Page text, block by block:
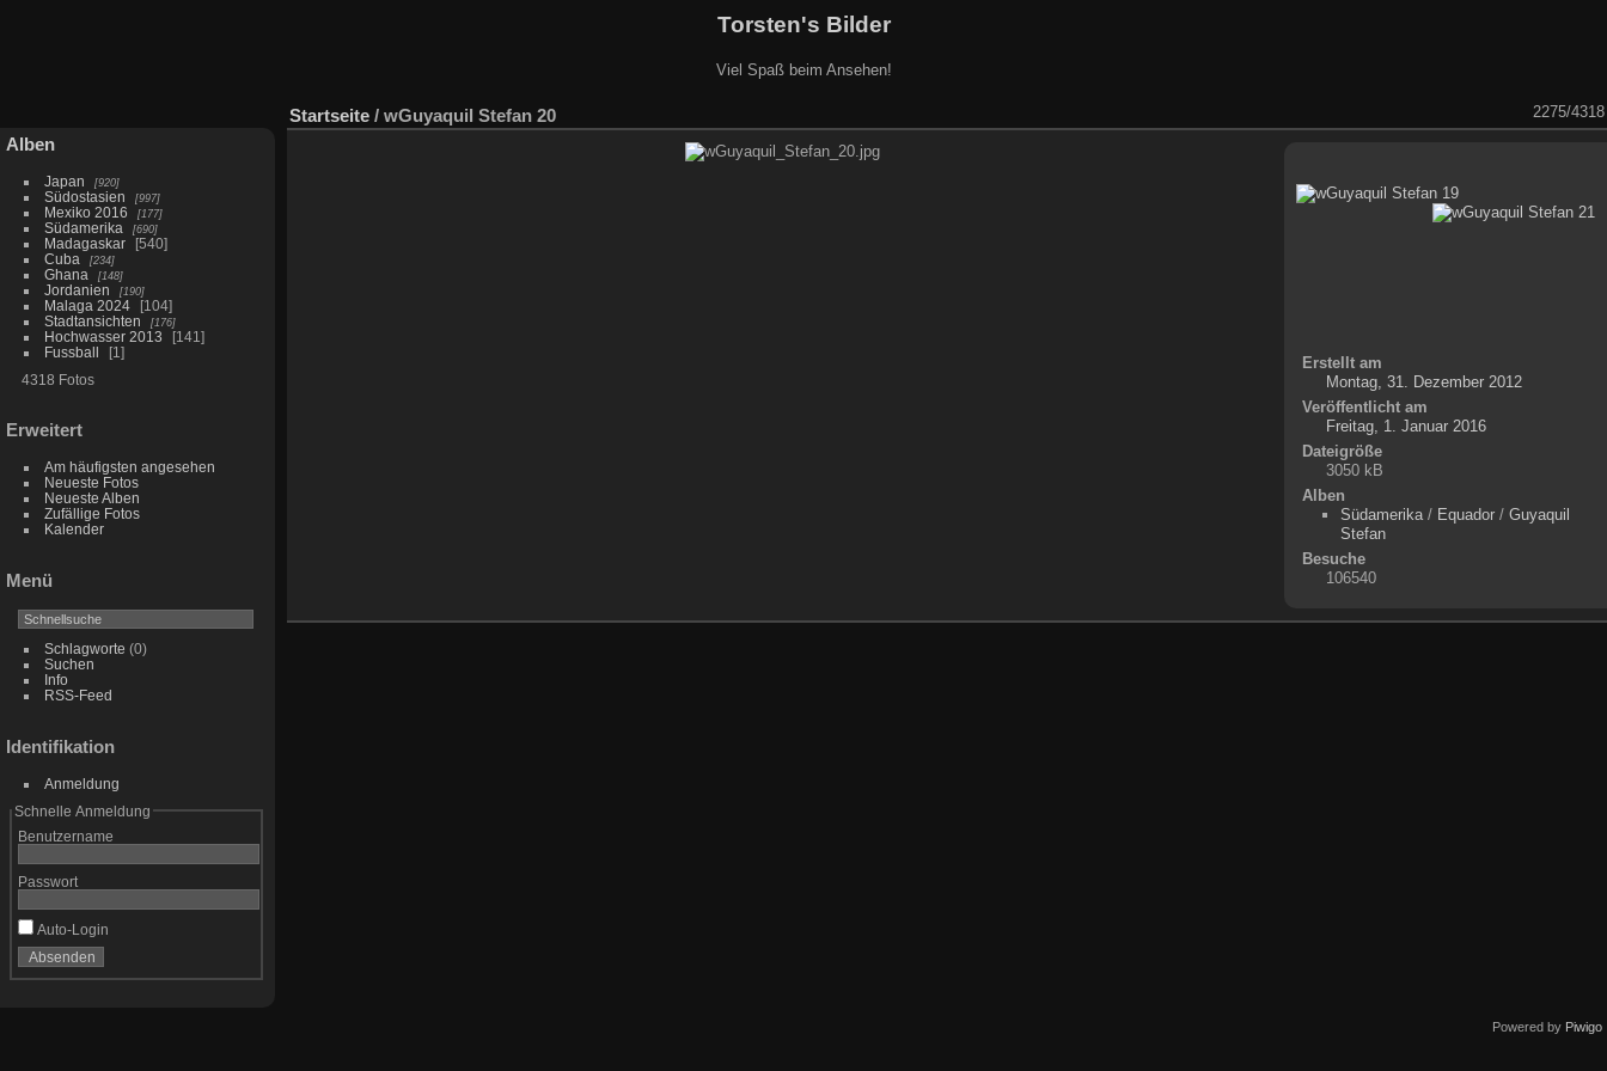
Torsten's Bilder
Viel Spaß beim Ansehen!
Alben
Japan 920
Südostasien 997
Mexiko 2016 177
Südamerika 690
Madagaskar
540
Cuba
234
Ghana 148
Jordanien 190
Malaga 2024
104
Stadtansichten
176
Hochwasser 2013
141
Fussball
1
4318 Fotos
Erweitert
Am häufigsten angesehen
Neueste Fotos
Neueste Alben
Zufällige Fotos
Kalender
Menü
Schlagworte (0)
Suchen
Info
RSS-Feed
Identifikation
Anmeldung
Schnelle Anmeldung
Benutzername
Passwort
Auto-Login
Startseite / wGuyaquil Stefan 20 2275/4318
Erstellt am
Montag, 31. Dezember 2012
Veröffentlicht am
Freitag, 1. Januar 2016
Dateigröße
3050 kB
Alben
Südamerika / Equador /Guyaquil
Stefan
Besuche
106540
Powered by Piwigo